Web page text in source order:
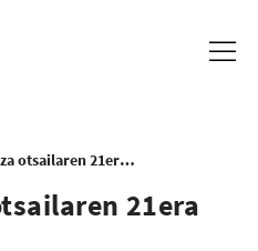
Lan plangintza otsailaren 21era arte
21era